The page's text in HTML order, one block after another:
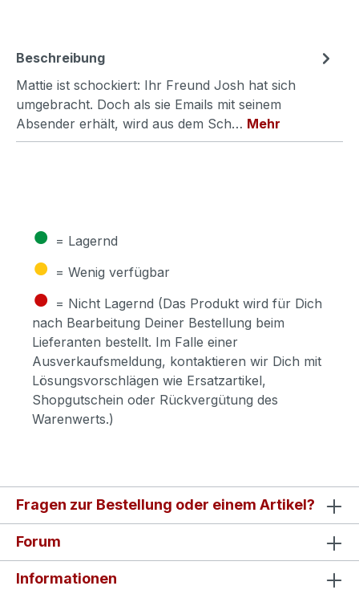
Beschreibung
Mattie ist schockiert: Ihr Freund Josh hat sich
umgebracht. Doch als sie Emails mit seinem
Absender erhält, wird aus dem Sch… Mehr
● = Lagernd
● = Wenig verfügbar
● = Nicht Lagernd (Das Produkt wird für Dich
nach Bearbeitung Deiner Bestellung beim
Lieferanten bestellt. Im Falle einer
Ausverkaufsmeldung, kontaktieren wir Dich mit
Lösungsvorschlägen wie Ersatzartikel,
Shopgutschein oder Rückvergütung des
Warenwerts.)
Fragen zur Bestellung oder einem Artikel?
Forum
Informationen